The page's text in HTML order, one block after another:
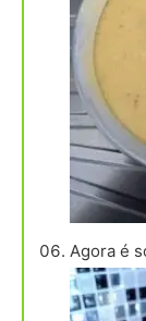
Agora é